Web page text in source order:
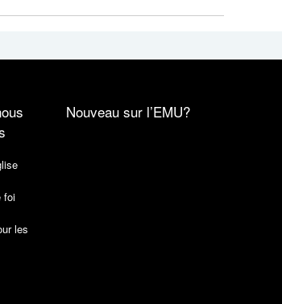
foi
les
Nouveau sur l’EMU?